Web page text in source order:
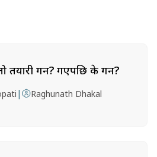
तयारी गर्ने? गएपछि के गर्ने?
| Raghunath Dhakal